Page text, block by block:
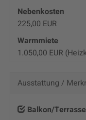
Nebenkosten
225,00 EUR
Warmmiete
1.050,00 EUR
Ausstattung /
Balkon/Terrasse